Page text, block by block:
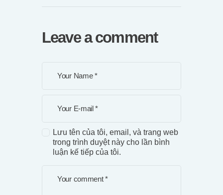
Leave a comment
Lưu tên của tôi, email, và trang web
trong trình duyệt này cho lần bình
luận kế tiếp của tôi.